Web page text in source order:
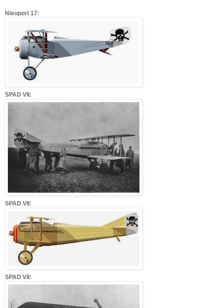
Nieuport 17:
SPAD VII:
SPAD VII:
SPAD VII: